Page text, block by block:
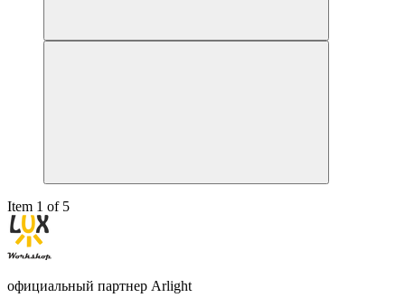
Item 1 of 5
официальный партнер Arlight